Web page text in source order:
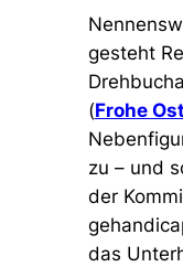
gesteht
(Frohe
zu – und
der
das